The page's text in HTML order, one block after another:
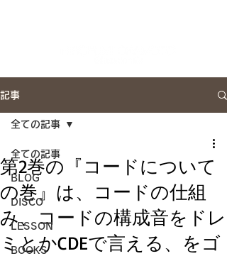
記事
全ての記事
BLOG
DISCO
LESSON
BOOKS
全ての記事
第2巻の『コードについて
の巻』は、コードの仕組
み、コードの構成音をドレ
ミとかCDEで言える、をゴ